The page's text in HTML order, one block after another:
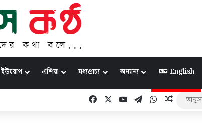
ইউরোপ এশিয়া মধ্যপ্রাচ্য অন্যান্য English
Facebook YouTubeTelegramWhatsApp